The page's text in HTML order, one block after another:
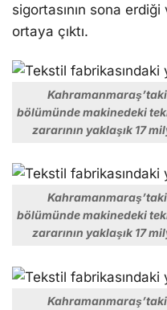
sigortasının sona erdiği
ortaya çıktı.
bölümünde makinedeki
zararının yaklaşık 17
bölümünde makinedeki
zararının yaklaşık 17